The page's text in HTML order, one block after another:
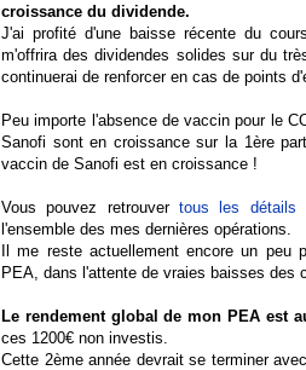
croissance du dividende.
J'ai profité d'une baisse récente du
m'offrira des dividendes solides sur du
continuerai de renforcer en cas de points
Peu importe l'absence de vaccin pour le
Sanofi sont en croissance sur la 1ère
vaccin de Sanofi est en croissance !
Vous pouvez retrouver tous les détails
l'ensemble des mes dernières opérations.
Il me reste actuellement encore un
PEA, dans l'attente de vraies baisses des
Le rendement global de mon PEA est
ces 1200€ non investis.
Cette 2ème année devrait se terminer